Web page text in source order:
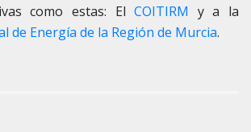
como estas: ElCOITIRM y a la
de Energía de la Región de Murcia.